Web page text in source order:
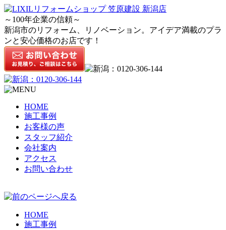
～100年企業の信頼～
新潟市のリフォーム、リノベーション。アイデア満載のプラ
ンと安心価格のお店です！
HOME
施工事例
お客様の声
スタッフ紹介
会社案内
アクセス
お問い合わせ
HOME
施工事例